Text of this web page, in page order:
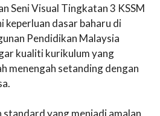
Seni Visual Tingkatan 3 KSSM
keperluan dasar baharu di
Pendidikan Malaysia
kualiti kurikulum yang
menengah setanding dengan
yang menjadi amalan